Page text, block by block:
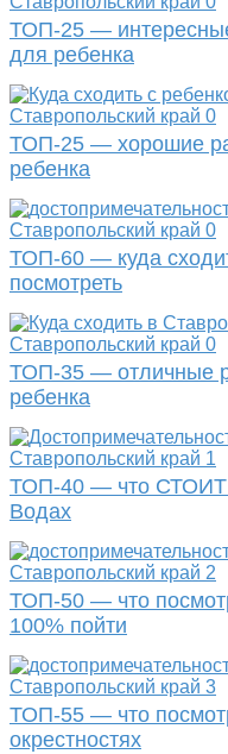
ТОП-25 —
для ребенка
Ставропольский край 0
ТОП-25 — хорошие
ребенка
Ставропольский край 0
ТОП-60 — куда
посмотреть
Ставропольский край 0
ТОП-35 — отличные
ребенка
Ставропольский край 1
ТОП-40 — что СТОИТ
Водах
Ставропольский край 2
ТОП-50 — что
100% пойти
Ставропольский край 3
ТОП-55 — что
окрестностях